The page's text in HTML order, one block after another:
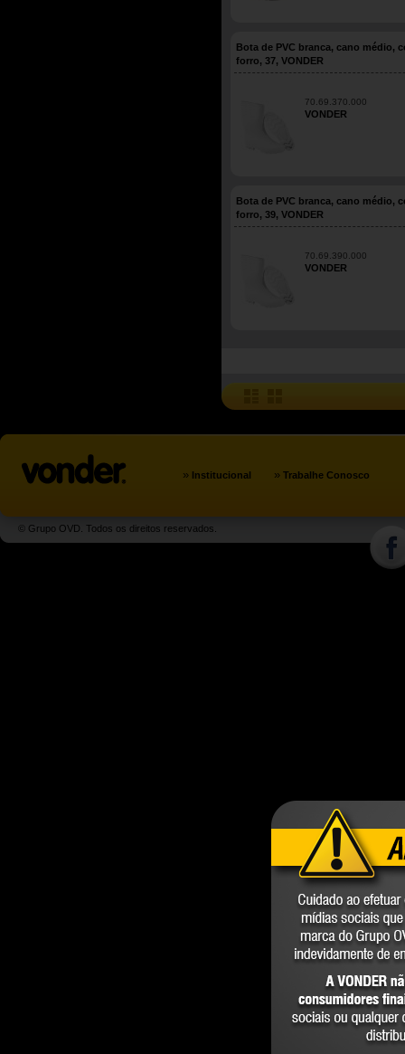
Bota de PVC branca, cano médio,
forro, 37, VONDER
70.69.370.000
VONDER
Bota de PVC branca, cano médio,
forro, 39, VONDER
70.69.390.000
VONDER
» Institucional » Trabalhe Conosco
© Grupo OVD. Todos os direitos reservados.